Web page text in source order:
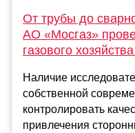
От трубы до
АО «Мосгаз»
газового
Наличие
собственной
контролировать
привлечения